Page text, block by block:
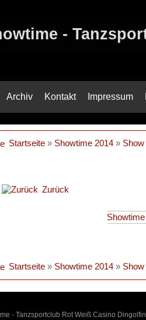
-
Archiv Kontakt Impressum
Startseite » Showtime 2014 » Show
Zurück
Startseite » Showtime 2014 » Show
- Tanzsportclub Rot Weiß Casino